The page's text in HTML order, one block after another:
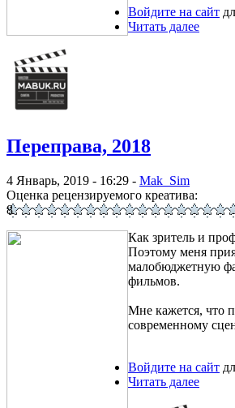
Войдите на сайт
Читать далее
Переправа, 2018
4 Январь, 2019 - 16:29 - Mak_Sim
Оценка рецензируемого креатива:
8
Как зритель и
Поэтому меня
малобюджетную
фильмов.
Мне кажется, что
современному
Войдите на сайт
Читать далее